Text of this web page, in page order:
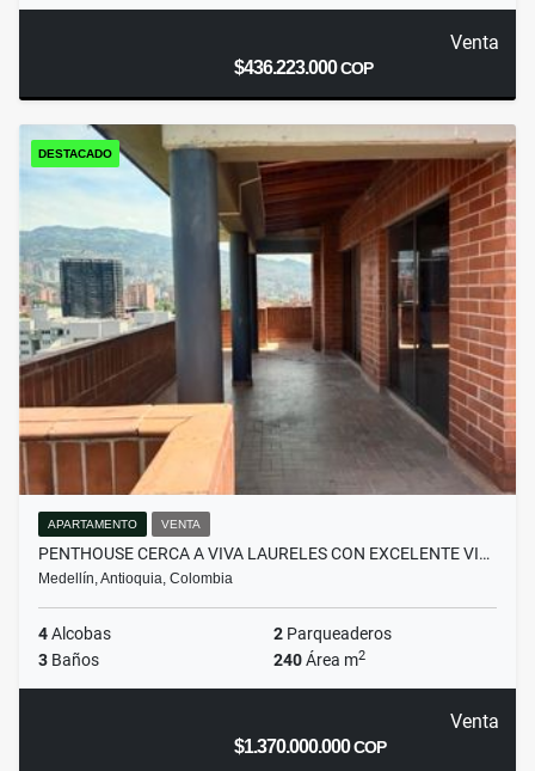
Venta
$436.223.000COP
DESTACADO
APARTAMENTO VENTA
PENTHOUSE CERCA A VIVA LAURELES CON EXCELENTE VI…
Medellín, Antioquia, Colombia
4Alcobas 2 Parqueaderos
3 Baños 240Área m2
Venta
$1.370.000.000COP